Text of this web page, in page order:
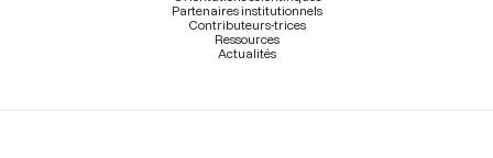
Partenaires institutionnels
Contributeurs-trices
Ressources
Actualités